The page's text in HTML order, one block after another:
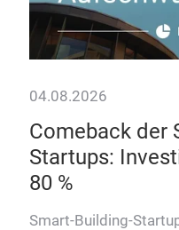
04.08.2026
Comeback der
Startups:
80 %
Smart-Building-